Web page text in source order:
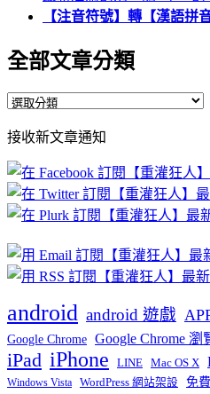
【注音符號】轉【漢語拼
全部文章分類
全
文
章
分
類
接收新文章通知
android android 遊戲
Google Chrome Google Chrome 瀏
iPad iPhone LINE Mac OS X
Windows Vista WordPress 網站架設 免